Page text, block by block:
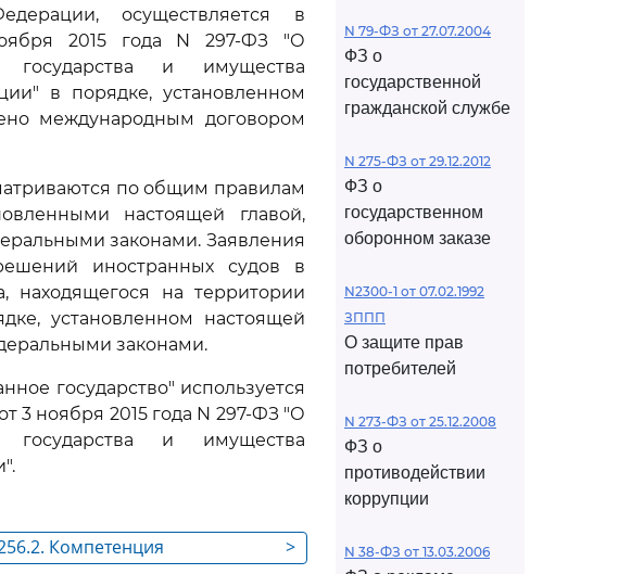
осуществляется в
2015 года N 297-ФЗ "О
государства и имущества
в порядке, установленном
международным договором
по общим правилам
настоящей главой,
законами. Заявления
иностранных судов в
находящегося на территории
установленном настоящей
законами.
государство" используется
3 ноября 2015 года N 297-ФЗ "О
государства и имущества
>
Компетенция
N 79-ФЗ от 27.07.2004
ФЗ о
государственной
гражданской службе
N 275-ФЗ от 29.12.2012
ФЗ о
государственном
оборонном заказе
N2300-1 от 07.02.1992
ЗППП
О защите прав
потребителей
N 273-ФЗ от 25.12.2008
ФЗ о
противодействии
коррупции
N 38-ФЗ от 13.03.2006